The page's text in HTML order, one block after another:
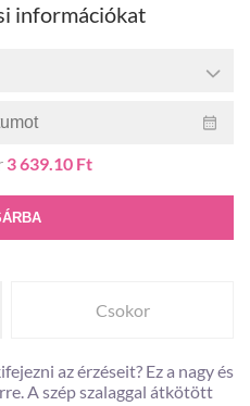
információkat
3 639.10 Ft
Csokor
az érzéseit? Ez a nagy és
A szép szalaggal átkötött